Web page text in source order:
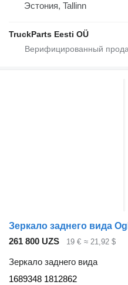
Эстония, Tallinn
TruckParts Eesti OÜ
261 800 UZS 19 € ≈ 21,92 $
Зеркало заднего вида
1689348 1812862